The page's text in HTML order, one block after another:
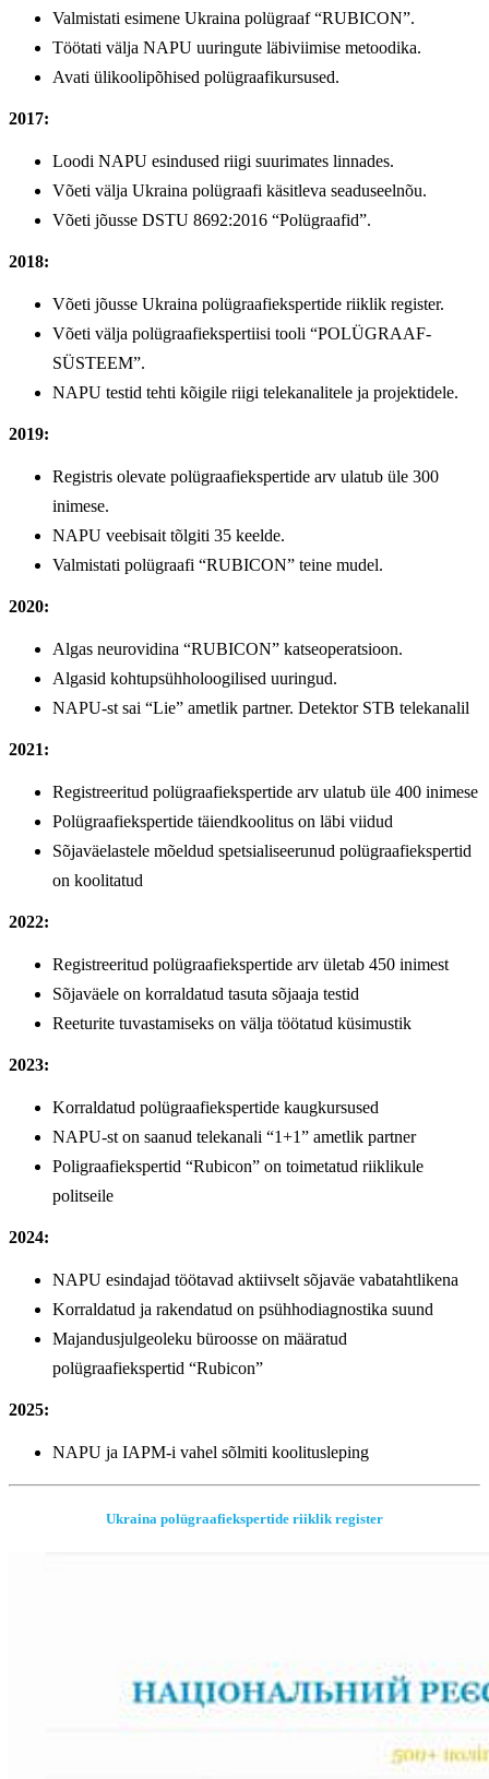
Valmistati esimene Ukraina polügraaf “RUBICON”.
Töötati välja NAPU uuringute läbiviimise metoodika.
Avati ülikoolipõhised polügraafikursused.
2017:
Loodi NAPU esindused riigi suurimates linnades.
Võeti välja Ukraina polügraafi käsitleva seaduseelnõu.
Võeti jõusse DSTU 8692:2016 “Polügraafid”.
2018:
Võeti jõusse Ukraina polügraafiekspertide riiklik register.
Võeti välja polügraafiekspertiisi tooli “POLÜGRAAF-
SÜSTEEM”.
NAPU testid tehti kõigile riigi telekanalitele ja projektidele.
2019:
Registris olevate polügraafiekspertide arv ulatub üle 300
inimese.
NAPU veebisait tõlgiti 35 keelde.
Valmistati polügraafi “RUBICON” teine ​​mudel.
2020:
Algas neurovidina “RUBICON” katseoperatsioon.
Algasid kohtupsühholoogilised uuringud.
NAPU-st sai “Lie” ametlik partner. Detektor STB telekanalil
2021:
Registreeritud polügraafiekspertide arv ulatub üle 400 inimese
Polügraafiekspertide täiendkoolitus on läbi viidud
Sõjaväelastele mõeldud spetsialiseerunud polügraafiekspertid
on koolitatud
2022:
Registreeritud polügraafiekspertide arv ületab 450 inimest
Sõjaväele on korraldatud tasuta sõjaaja testid
Reeturite tuvastamiseks on välja töötatud küsimustik
2023:
Korraldatud polügraafiekspertide kaugkursused
NAPU-st on saanud telekanali “1+1” ametlik partner
Poligraafiekspertid “Rubicon” on toimetatud riiklikule
politseile
2024:
NAPU esindajad töötavad aktiivselt sõjaväe vabatahtlikena
Korraldatud ja rakendatud on psühhodiagnostika suund
Majandusjulgeoleku büroosse on määratud
polügraafiekspertid “Rubicon”
2025:
NAPU ja IAPM-i vahel sõlmiti koolitusleping
Ukraina polügraafiekspertide riiklik register